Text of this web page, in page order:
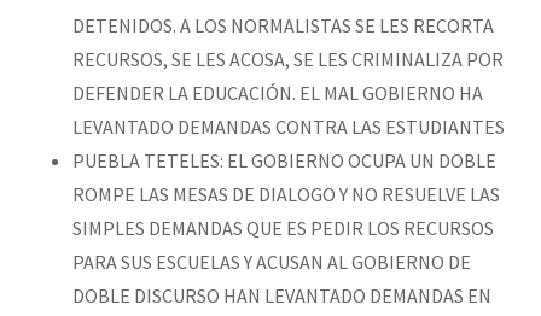
DETENIDOS. A LOS NORMALISTAS SE LES RECORTA
RECURSOS, SE LES ACOSA, SE LES CRIMINALIZA POR
DEFENDER LA EDUCACIÓN. EL MAL GOBIERNO HA
LEVANTADO DEMANDAS CONTRA LAS ESTUDIANTES
PUEBLA TETELES: EL GOBIERNO OCUPA UN DOBLE
ROMPE LAS MESAS DE DIALOGO Y NO RESUELVE LAS
SIMPLES DEMANDAS QUE ES PEDIR LOS RECURSOS
PARA SUS ESCUELAS Y ACUSAN AL GOBIERNO DE
DOBLE DISCURSO HAN LEVANTADO DEMANDAS EN